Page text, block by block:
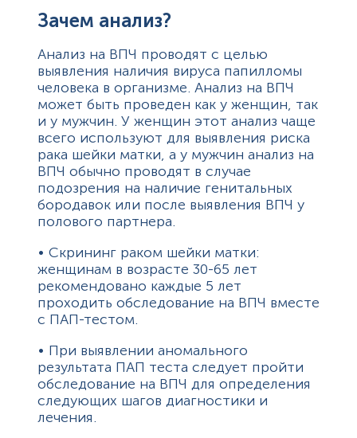
Зачем анализ?
Анализ на ВПЧ проводят с целью
выявления наличия вируса папилломы
человека в организме. Анализ на ВПЧ
может быть проведен как у женщин, так
и у мужчин. У женщин этот анализ чаще
всего используют для выявления риска
рака шейки матки, а у мужчин анализ на
ВПЧ обычно проводят в случае
подозрения на наличие генитальных
бородавок или после выявления ВПЧ у
полового партнера.
• Скрининг раком шейки матки:
женщинам в возрасте 30-65 лет
рекомендовано каждые 5 лет
проходить обследование на ВПЧ вместе
с ПАП-тестом.
• При выявлении аномального
результата ПАП теста следует пройти
обследование на ВПЧ для определения
следующих шагов диагностики и
лечения.